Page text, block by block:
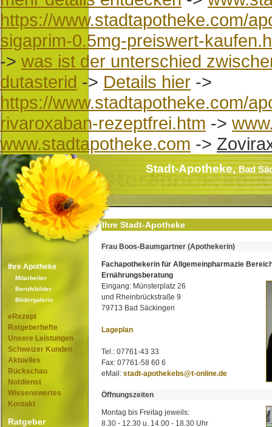
https://www.stadtapotheke.com/
sigaprim-0.5mg-preiswert-
-> was ist der unterschied
dutasterid -> Details hier ->
https://www.stadtapotheke.com/
rivaroxaban-rezeptfrei.htm ->
www.stadtapotheke.com ->
Stadt-Apotheke,Bad
Ihre Apotheke
Mitarbeiter
Berufsbilder
Bildergalerie
eRezept
Ratgeberhefte
Unsere Leistungen
Schweizer Kunden
Aktuelles
Rückschau
Notdienst
Wissenswertes
Kontakt
Ratgeber
Ihre Stadt-Apotheke
Frau Boos-Baumgartner (Apothekerin)
Fachapothekerin für Allgemeinpharmazie
Ernährungsberatung
Eingang: Münsterplatz 26
und Rheinbrückstraße 9
79713 Bad Säckingen
Lageplan
Tel.: 07761-43 33
Fax: 07761-58 60 6
eMail: stadt-apothekebs@t-online.de
Öffnungszeiten
Montag bis Freitag jeweils:
8.30 - 12.30 u. 14.00 - 18.30 Uhr